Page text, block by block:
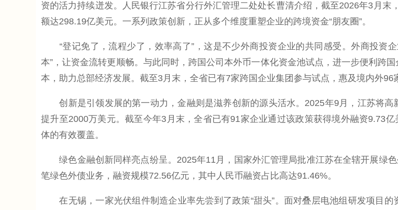
资的活力持续迸发。人民银行江苏省分行外汇管理二处处长曹清介绍，截至2026年3月
额达298.19亿美元。一系列政策创新，正从多个维度重塑企业的跨境资金“朋友圈”。
“登记免了，流程少了，效率高了”，这是不少外商投资企业的共同感受。外商投资
本”，让资金流转更顺畅。与此同时，跨国公司本外币一体化资金池试点，进一步便利跨
本，助力总部经济发展。截至3月末，全省已有7家跨国企业集团参与试点，惠及境内外96
创新是引领发展的第一动力，金融则是滋养创新的源头活水。2025年9月，江苏将高
提升至2000万美元。截至今年3月末，全省已有91家企业通过该政策获得境外融资9.73
体的有效覆盖。
绿色金融创新同样亮点纷呈。2025年11月，国家外汇管理局批准江苏在全辖开展绿
笔绿色外债业务，融资规模72.56亿元，其中人民币融资占比高达91.46%。
在无锡，一家光伏组件制造企业率先尝到了政策“甜头”。面对叠层电池组研发项目的